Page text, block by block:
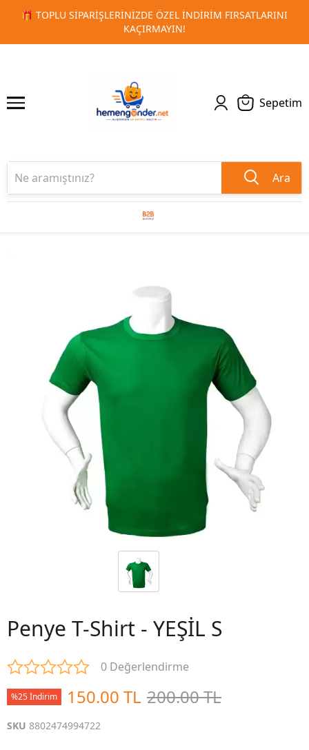
🚀 KURUMSAL PROMOSYON VE MATBAA
TESLIMAT!
1 2
Sepetim
Ara
Penye T-Shirt - YEŞİL S
0 Değerlendirme
%25 İndirim 150.00 TL 200.00 TL
SKU 8802474994722